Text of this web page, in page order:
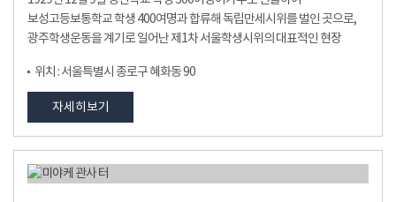
보성고등보통학교 학생 400여명과 합류해 독립만세시위를 벌인 곳으로,
광주학생운동을 계기로 일어난 제1차 서울학생시위의 대표적인 현장
위치 : 서울특별시 종로구 혜화동 90
자세히보기